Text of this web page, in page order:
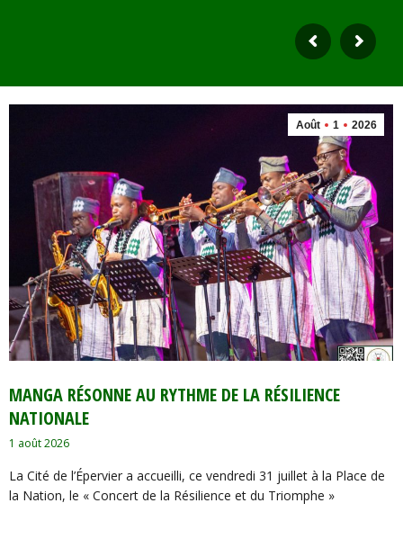
Août 1 2026
MANGA RÉSONNE AU RYTHME DE LA RÉSILIENCE
NATIONALE
1 août 2026
La Cité de l’Épervier a accueilli, ce vendredi 31 juillet à la Place de
la Nation, le « Concert de la Résilience et du Triomphe »